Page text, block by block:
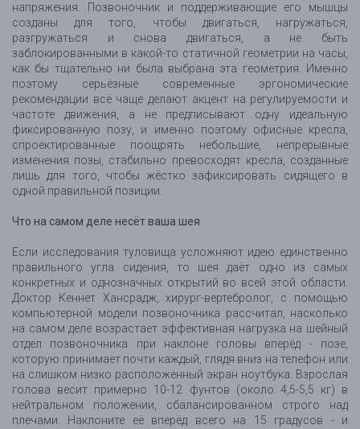
напряжения. Позвоночник и поддерживающие его мышцы
созданы для того, чтобы двигаться, нагружаться,
разгружаться и снова двигаться, а не быть
заблокированными в какой-то статичной геометрии на часы,
как бы тщательно ни была выбрана эта геометрия. Именно
поэтому серьёзные современные эргономические
рекомендации всё чаще делают акцент на регулируемости и
частоте движения, а не предписывают одну идеальную
фиксированную позу, и именно поэтому офисные кресла,
спроектированные поощрять небольшие, непрерывные
изменения позы, стабильно превосходят кресла, созданные
лишь для того, чтобы жёстко зафиксировать сидящего в
одной правильной позиции.
Что на самом деле несёт ваша шея
Если исследования туловища усложняют идею единственно
правильного угла сидения, то шея даёт одно из самых
конкретных и однозначных открытий во всей этой области.
Доктор Кеннет Хансрадж, хирург-вертебролог, с помощью
компьютерной модели позвоночника рассчитал, насколько
на самом деле возрастает эффективная нагрузка на шейный
отдел позвоночника при наклоне головы вперёд - позе,
которую принимает почти каждый, глядя вниз на телефон или
на слишком низко расположенный экран ноутбука. Взрослая
голова весит примерно 10-12 фунтов (около 4,5-5,5 кг) в
нейтральном положении, сбалансированном строго над
плечами. Наклоните её вперёд всего на 15 градусов - и